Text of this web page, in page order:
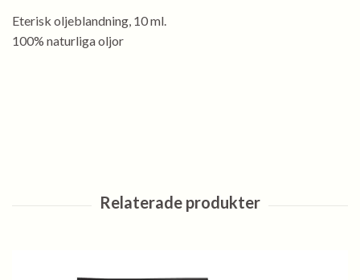
Eterisk oljeblandning, 10 ml.
100% naturliga oljor